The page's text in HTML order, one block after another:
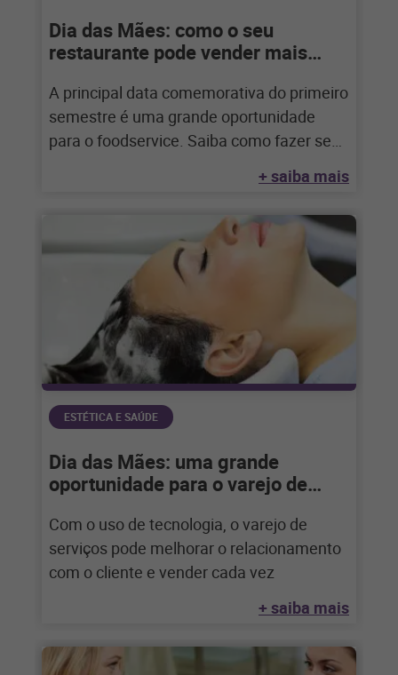
Dia das Mães: como o seu
restaurante pode vender mais
A principal data comemorativa do primeiro
semestre é uma grande oportunidade
para o foodservice. Saiba como fazer seu
+ saiba mais
ESTÉTICA E SAÚDE
Dia das Mães: uma grande
oportunidade para o varejo de
Com o uso de tecnologia, o varejo de
serviços pode melhorar o relacionamento
com o cliente e vender cada vez
+ saiba mais